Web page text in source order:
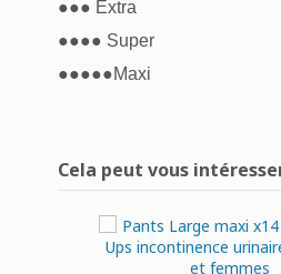
●●● Extra
●●●● Super
●●●●●Maxi
Cela peut vous